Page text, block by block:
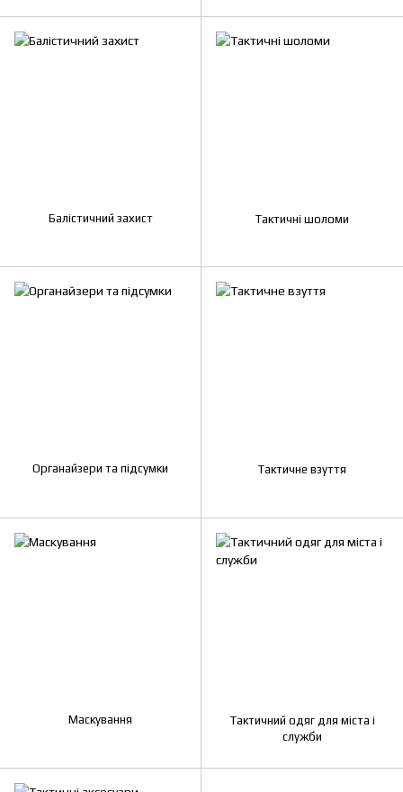
Балістичний захист Тактичні шоломи
Органайзери та підсумки Тактичне взуття
Маскування
Тактичний одяг для міста і
служби